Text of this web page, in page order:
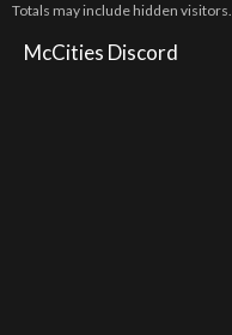
Totals may include hidden visitors.
McCities Discord